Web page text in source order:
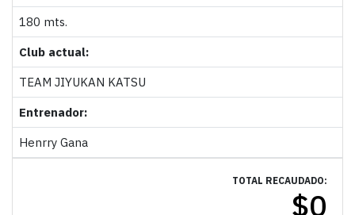
180 mts.
Club actual:
TEAM JIYUKAN KATSU
Entrenador:
Henrry Gana
TOTAL RECAUDADO:
$0